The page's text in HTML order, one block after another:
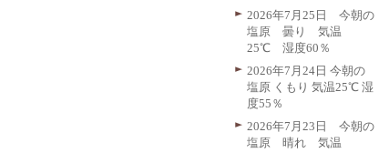
2026年7月25日 今朝の
塩原 曇り 気温
25℃ 湿度60％
2026年7月24日 今朝の
塩原 くもり 気温25℃ 湿
度55％
2026年7月23日 今朝の
塩原 晴れ 気温